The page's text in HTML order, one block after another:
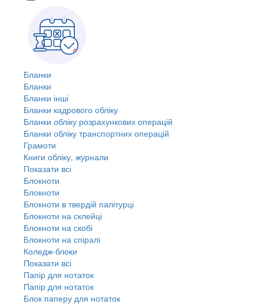
Бланки
Бланки
Бланки інші
Бланки кадрового обліку
Бланки обліку розрахункових операцій
Бланки обліку транспортних операцій
Грамоти
Книги обліку, журнали
Показати всі
Блокноти
Блокноти
Блокноти в твердій палітурці
Блокноти на склейці
Блокноти на скобі
Блокноти на спіралі
Коледж-блоки
Показати всі
Папір для нотаток
Папір для нотаток
Блок паперу для нотаток